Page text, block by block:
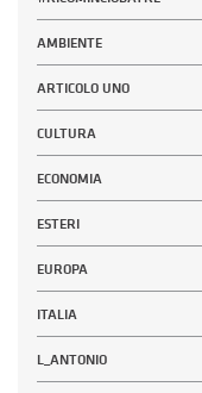
AMBIENTE
ARTICOLO UNO
CULTURA
ECONOMIA
ESTERI
EUROPA
ITALIA
L_ANTONIO